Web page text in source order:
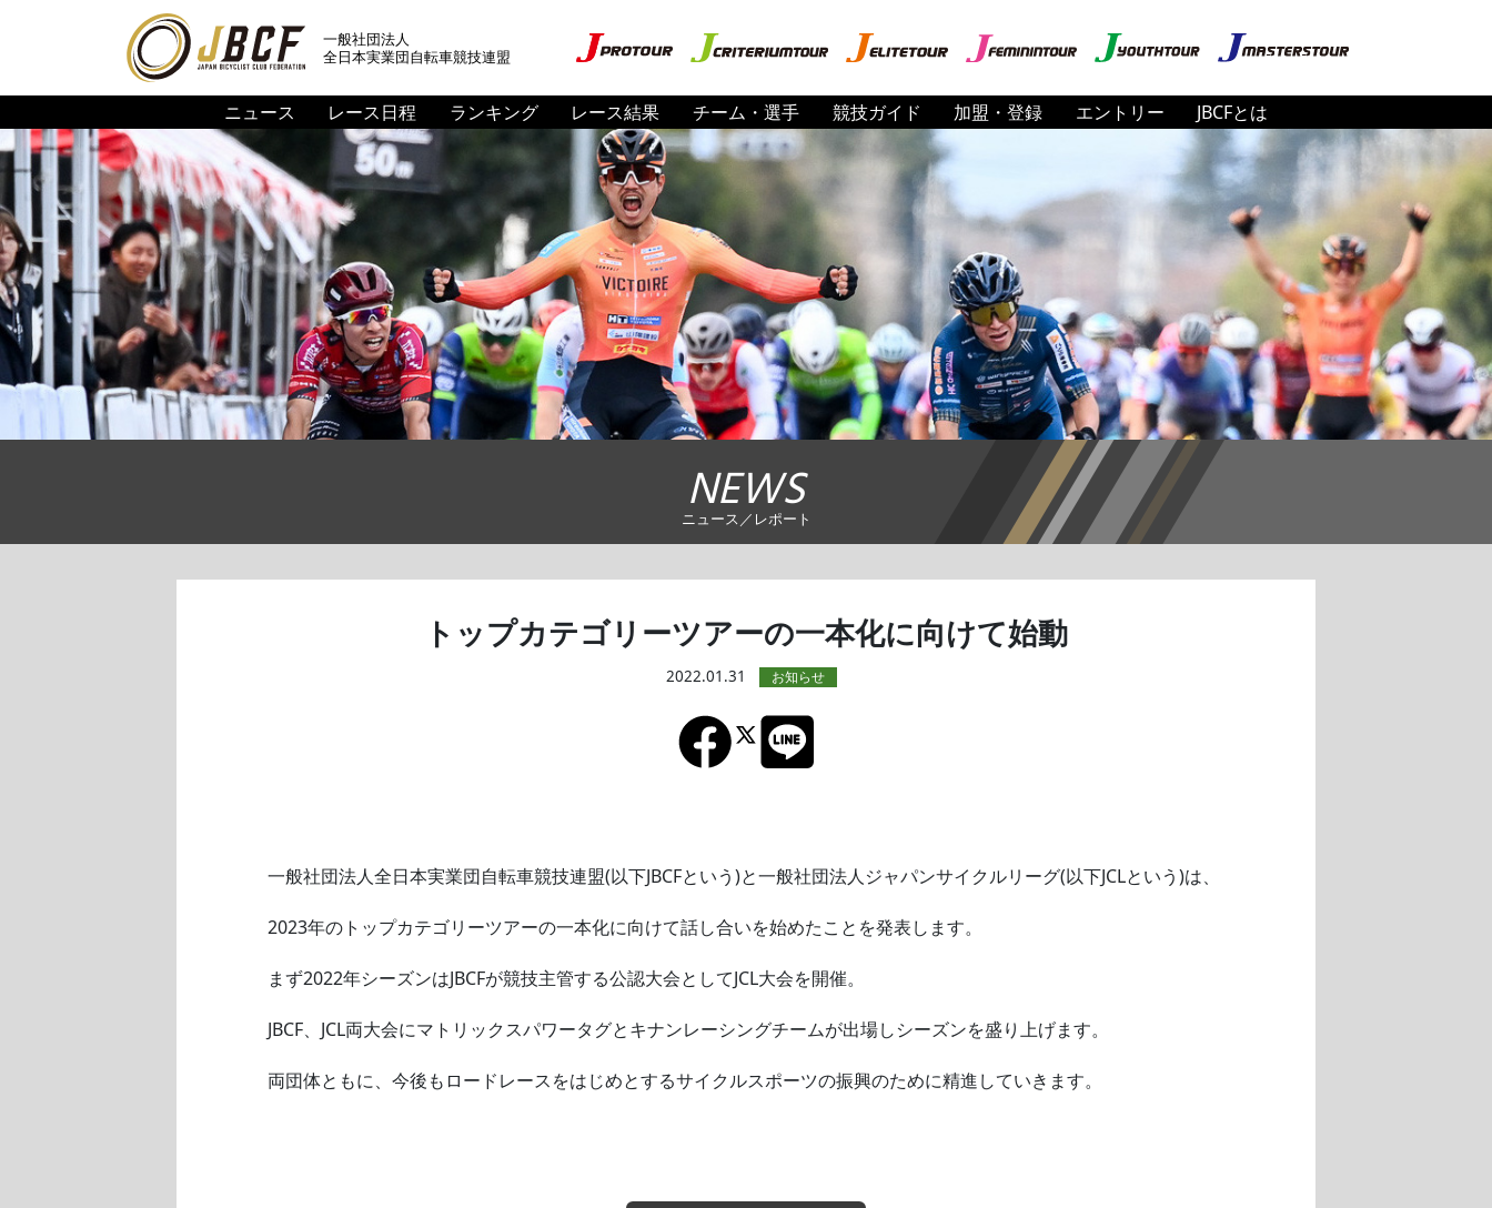
一般社団法人
全日本実業団自転車競技連盟
ニュース レース日程 ランキング レース結果 チーム・選手 競技ガイド 加盟・登録 エントリー JBCFとは
NEWS
ニュース／レポート
トップカテゴリーツアーの一本化に向けて始動
2022.01.31
一般社団法人全日本実業団自転車競技連盟(以下JBCFという)と一般社団法人ジャパンサイクルリーグ(以下JCLという)は、
2023年のトップカテゴリーツアーの一本化に向けて話し合いを始めたことを発表します。
まず2022年シーズンはJBCFが競技主管する公認大会としてJCL大会を開催。
JBCF、JCL両大会にマトリックスパワータグとキナンレーシングチームが出場しシーズンを盛り上げます。
両団体ともに、今後もロードレースをはじめとするサイクルスポーツの振興のために精進していきます。